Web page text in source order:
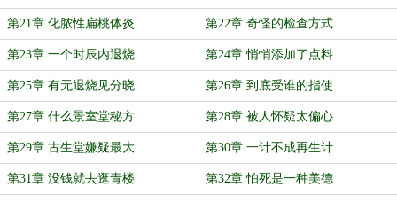
第21章 化脓性扁桃体炎 第22章 奇怪的检查方式
第23章 一个时辰内退烧 第24章 悄悄添加了点料
第25章 有无退烧见分晓 第26章 到底受谁的指使
第27章 什么景室堂秘方 第28章 被人怀疑太偏心
第29章 古生堂嫌疑最大 第30章 一计不成再生计
第31章 没钱就去逛青楼 第32章 怕死是一种美德